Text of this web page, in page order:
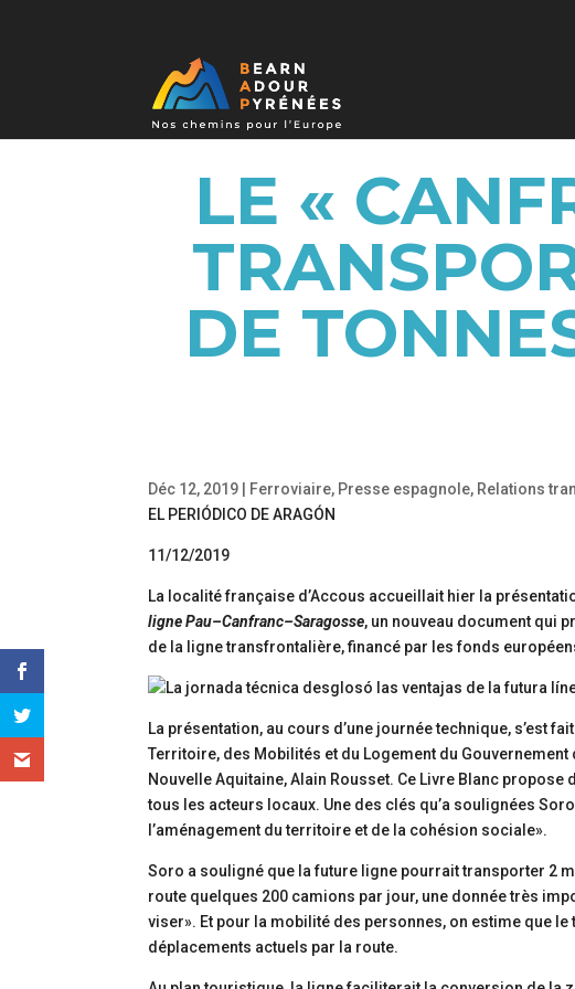
LE «
DE
Déc 12, 2019 Ferroviaire, Presse espagnole, Relations
EL PERIÓDICO DE ARAGÓN
11/12/2019
La localité française d’Accous accueillait hier la
ligne Pau–Canfranc–Saragosse, un nouveau document qui
de la ligne transfrontalière, financé par les fonds
La présentation, au cours d’une journée technique, s’est
Territoire, des Mobilités et du Logement du
Nouvelle Aquitaine, Alain Rousset. Ce Livre Blanc
tous les acteurs locaux. Une des clés qu’a soulignées
l’aménagement du territoire et de la cohésion sociale».
Soro a souligné que la future ligne pourrait transporter 2
route quelques 200 camions par jour, une donnée très
viser». Et pour la mobilité des personnes, on estime que
déplacements actuels par la route.